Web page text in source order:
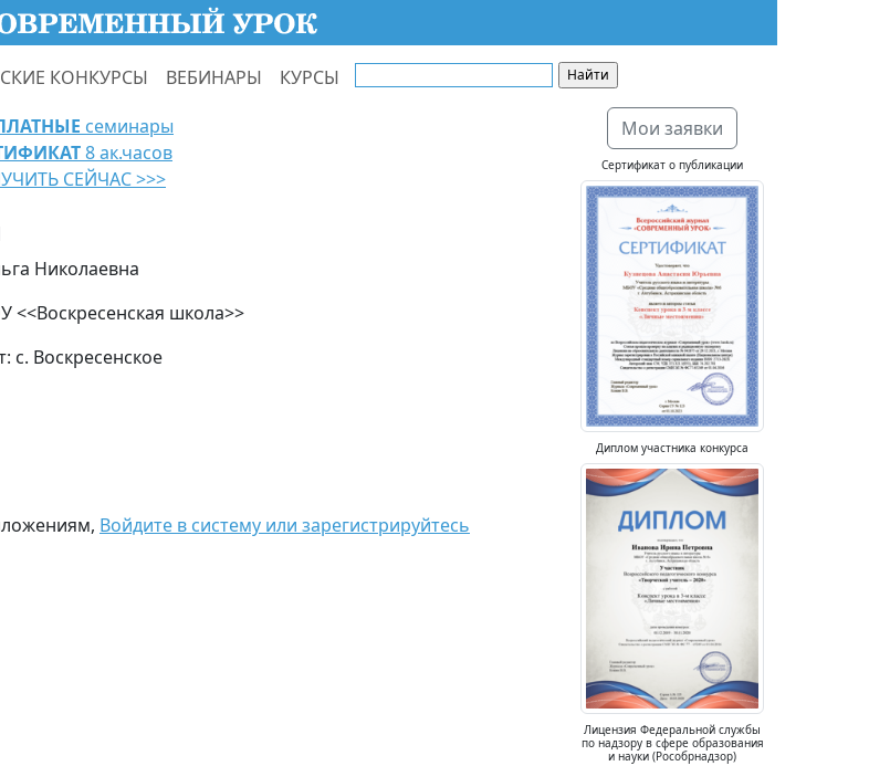
КОНКУРСЫ ВЕБИНАРЫ КУРСЫ
семинары
8 ак.часов
СЕЙЧАС >>>
Николаевна
<<Воскресенская школа>>
с. Воскресенское
Войдите в систему или зарегистрируйтесь
Мои заявки
Сертификат о публикации
Диплом участника конкурса
Лицензия Федеральной службы
по надзору в сфере образования
и науки (Рособрнадзор)